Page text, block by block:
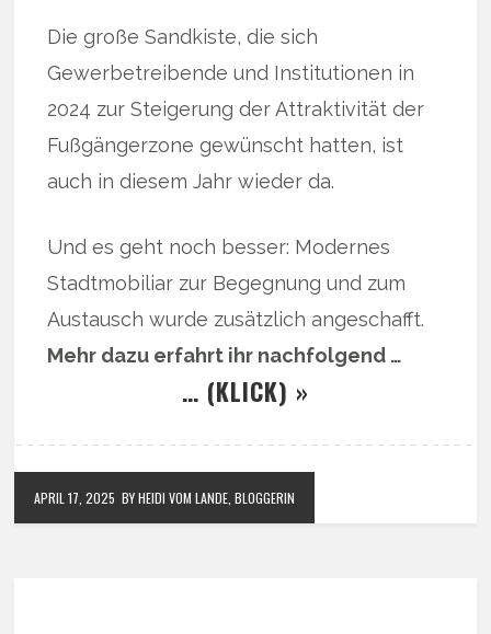
Die große Sandkiste, die sich
Gewerbetreibende und Institutionen in
2024 zur Steigerung der Attraktivität der
Fußgängerzone gewünscht hatten, ist
auch in diesem Jahr wieder da.
Und es geht noch besser: Modernes
Stadtmobiliar zur Begegnung und zum
Austausch wurde zusätzlich angeschafft.
Mehr dazu erfahrt ihr nachfolgend …
… (KLICK) »
APRIL 17, 2025 BY HEIDI VOM LANDE, BLOGGERIN